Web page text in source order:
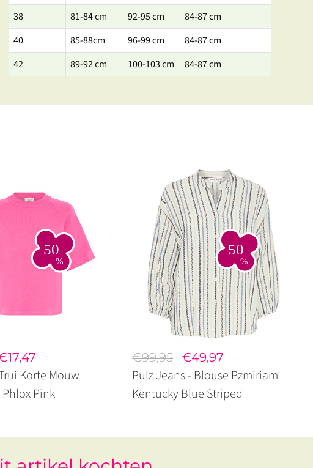
38
81-84 cm 92-95 cm
84-87 cm
40
85-88cm 96-99 cm
84-87 cm
42
89-92 cm 100-103 cm 84-87 cm
Korte Mouw
Pink
€99,95 €49,97
Pulz Jeans - Blouse Pzmiriam
Kentucky Blue Striped